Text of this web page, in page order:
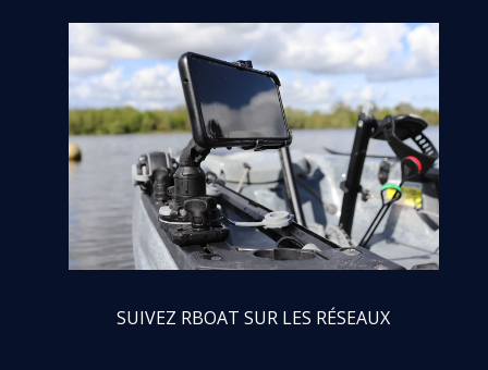
SUIVEZ RBOAT SUR LES RÉSEAUX